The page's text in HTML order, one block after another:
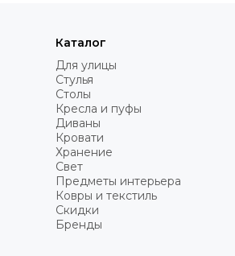
Каталог
Для улицы
Стулья
Столы
Кресла и пуфы
Диваны
Кровати
Хранение
Свет
Предметы интерьера
Ковры и текстиль
Скидки
Бренды